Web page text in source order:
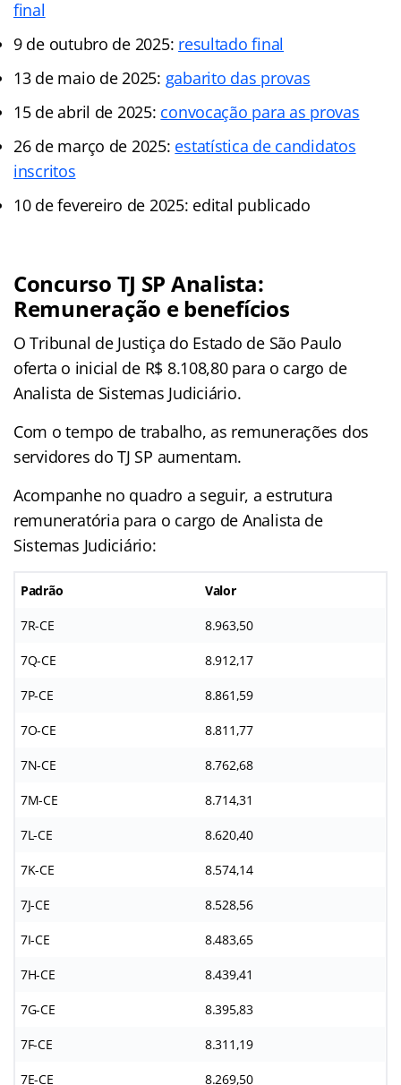
final
9 de outubro de 2025: resultado final
13 de maio de 2025: gabarito das provas
15 de abril de 2025: convocação para as provas
26 de março de 2025: estatística de candidatos
inscritos
10 de fevereiro de 2025: edital publicado
Concurso TJ SP Analista:
Remuneração e benefícios
O Tribunal de Justiça do Estado de São Paulo
oferta o inicial de R$ 8.108,80 para o cargo de
Analista de Sistemas Judiciário.
Com o tempo de trabalho, as remunerações dos
servidores do TJ SP aumentam.
Acompanhe no quadro a seguir, a estrutura
remuneratória para o cargo de Analista de
Sistemas Judiciário:
Padrão Valor
7R-CE 8.963,50
7Q-CE 8.912,17
7P-CE 8.861,59
7O-CE 8.811,77
7N-CE 8.762,68
7M-CE 8.714,31
7L-CE 8.620,40
7K-CE 8.574,14
7J-CE 8.528,56
7I-CE 8.483,65
7H-CE 8.439,41
7G-CE 8.395,83
7F-CE 8.311,19
7E-CE 8.269,50